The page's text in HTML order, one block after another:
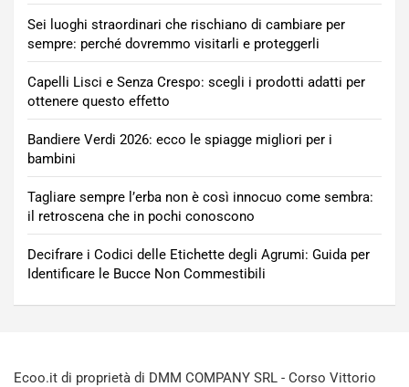
Sei luoghi straordinari che rischiano di cambiare per
sempre: perché dovremmo visitarli e proteggerli
Capelli Lisci e Senza Crespo: scegli i prodotti adatti per
ottenere questo effetto
Bandiere Verdi 2026: ecco le spiagge migliori per i
bambini
Tagliare sempre l’erba non è così innocuo come sembra:
il retroscena che in pochi conoscono
Decifrare i Codici delle Etichette degli Agrumi: Guida per
Identificare le Bucce Non Commestibili
Ecoo.it di proprietà di DMM COMPANY SRL - Corso Vittorio